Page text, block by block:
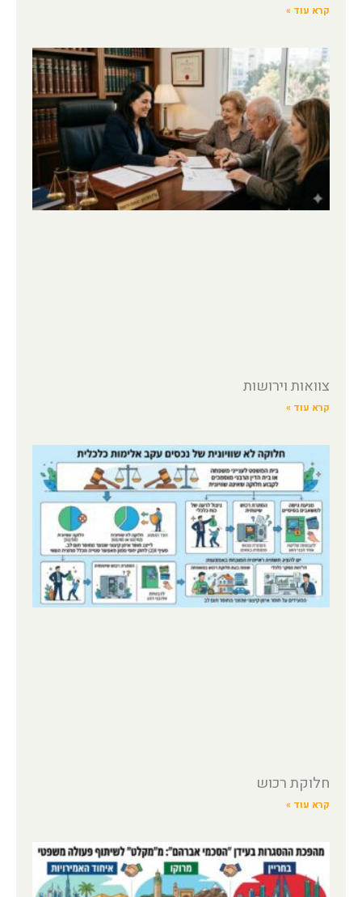
קרא עוד »
צוואות וירושות
קרא עוד »
חלוקת רכוש
קרא עוד »